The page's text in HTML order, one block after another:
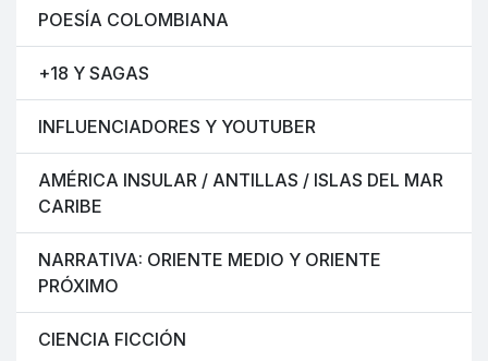
POESÍA COLOMBIANA
+18 Y SAGAS
INFLUENCIADORES Y YOUTUBER
AMÉRICA INSULAR / ANTILLAS / ISLAS DEL MAR
CARIBE
NARRATIVA: ORIENTE MEDIO Y ORIENTE
PRÓXIMO
CIENCIA FICCIÓN